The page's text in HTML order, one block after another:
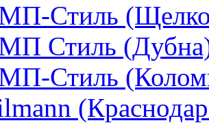
Стиль
Стиль
Стиль